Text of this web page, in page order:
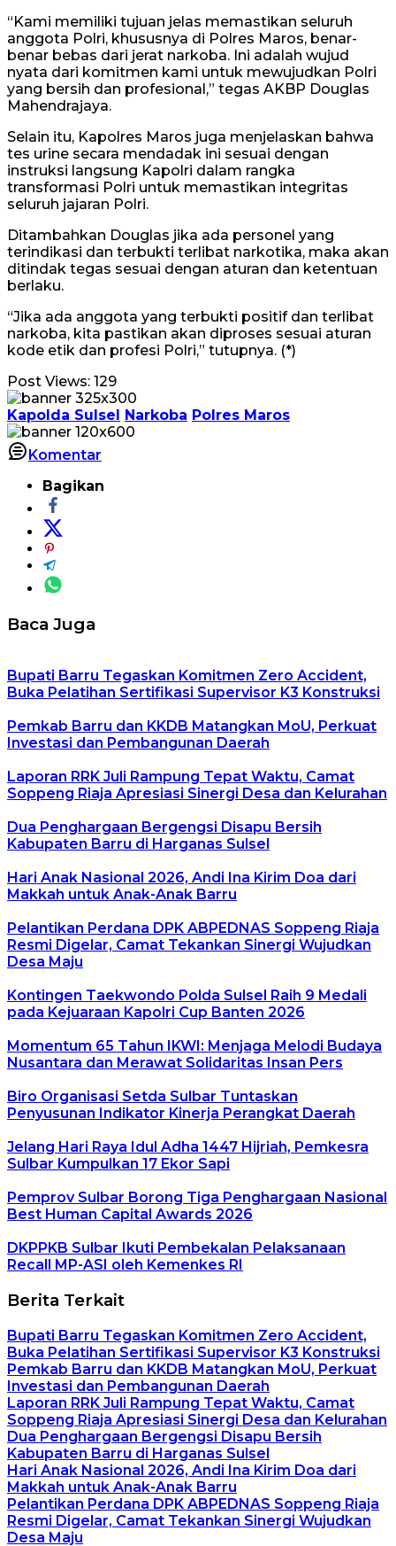
“Kami memiliki tujuan jelas memastikan seluruh
anggota Polri, khususnya di Polres Maros, benar-
benar bebas dari jerat narkoba. Ini adalah wujud
nyata dari komitmen kami untuk mewujudkan Polri
yang bersih dan profesional,” tegas AKBP Douglas
Mahendrajaya.
Selain itu, Kapolres Maros juga menjelaskan bahwa
tes urine secara mendadak ini sesuai dengan
instruksi langsung Kapolri dalam rangka
transformasi Polri untuk memastikan integritas
seluruh jajaran Polri.
Ditambahkan Douglas jika ada personel yang
terindikasi dan terbukti terlibat narkotika, maka akan
ditindak tegas sesuai dengan aturan dan ketentuan
berlaku.
“Jika ada anggota yang terbukti positif dan terlibat
narkoba, kita pastikan akan diproses sesuai aturan
kode etik dan profesi Polri,” tutupnya. (*)
Post Views: 129
Kapolda Sulsel Narkoba Polres Maros
Komentar
Bagikan
Baca Juga
Bupati Barru Tegaskan Komitmen Zero Accident,
Buka Pelatihan Sertifikasi Supervisor K3 Konstruksi
Pemkab Barru dan KKDB Matangkan MoU, Perkuat
Investasi dan Pembangunan Daerah
Laporan RRK Juli Rampung Tepat Waktu, Camat
Soppeng Riaja Apresiasi Sinergi Desa dan Kelurahan
Dua Penghargaan Bergengsi Disapu Bersih
Kabupaten Barru di Harganas Sulsel
Hari Anak Nasional 2026, Andi Ina Kirim Doa dari
Makkah untuk Anak-Anak Barru
Pelantikan Perdana DPK ABPEDNAS Soppeng Riaja
Resmi Digelar, Camat Tekankan Sinergi Wujudkan
Desa Maju
Kontingen Taekwondo Polda Sulsel Raih 9 Medali
pada Kejuaraan Kapolri Cup Banten 2026
Momentum 65 Tahun IKWI: Menjaga Melodi Budaya
Nusantara dan Merawat Solidaritas Insan Pers
Biro Organisasi Setda Sulbar Tuntaskan
Penyusunan Indikator Kinerja Perangkat Daerah
Jelang Hari Raya Idul Adha 1447 Hijriah, Pemkesra
Sulbar Kumpulkan 17 Ekor Sapi
Pemprov Sulbar Borong Tiga Penghargaan Nasional
Best Human Capital Awards 2026
DKPPKB Sulbar Ikuti Pembekalan Pelaksanaan
Recall MP-ASI oleh Kemenkes RI
Berita Terkait
Bupati Barru Tegaskan Komitmen Zero Accident,
Buka Pelatihan Sertifikasi Supervisor K3 Konstruksi
Pemkab Barru dan KKDB Matangkan MoU, Perkuat
Investasi dan Pembangunan Daerah
Laporan RRK Juli Rampung Tepat Waktu, Camat
Soppeng Riaja Apresiasi Sinergi Desa dan Kelurahan
Dua Penghargaan Bergengsi Disapu Bersih
Kabupaten Barru di Harganas Sulsel
Hari Anak Nasional 2026, Andi Ina Kirim Doa dari
Makkah untuk Anak-Anak Barru
Pelantikan Perdana DPK ABPEDNAS Soppeng Riaja
Resmi Digelar, Camat Tekankan Sinergi Wujudkan
Desa Maju